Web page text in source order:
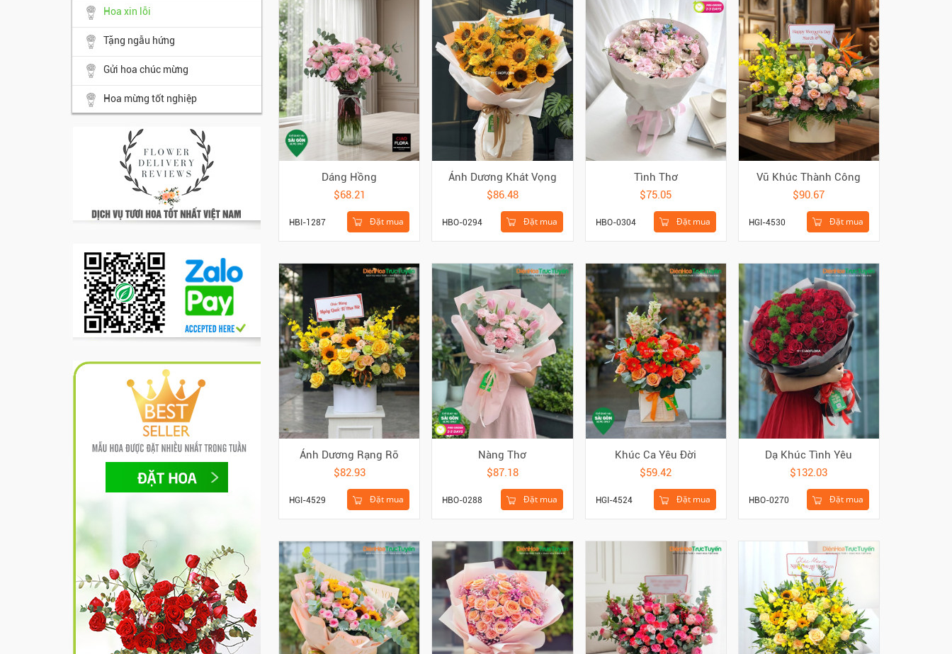
Hoa xin lỗi
Tặng ngẫu hứng
Gửi hoa chúc mừng
Hoa mừng tốt nghiệp
Dáng Hồng
$68.21
Đặt mua
HBI-1287
Ánh Dương Khát Vọng
$86.48
Đặt mua
HBO-0294
Tình Thơ
$75.05
Đặt mua
HBO-0304
Vũ Khúc Thành Công
$90.67
Đặt mua
HGI-4530
Ánh Dương Rạng Rỡ
$82.93
Đặt mua
HGI-4529
Nàng Thơ
$87.18
Đặt mua
HBO-0288
Khúc Ca Yêu Đời
$59.42
Đặt mua
HGI-4524
Dạ Khúc Tình Yêu
$132.03
Đặt mua
HBO-0270